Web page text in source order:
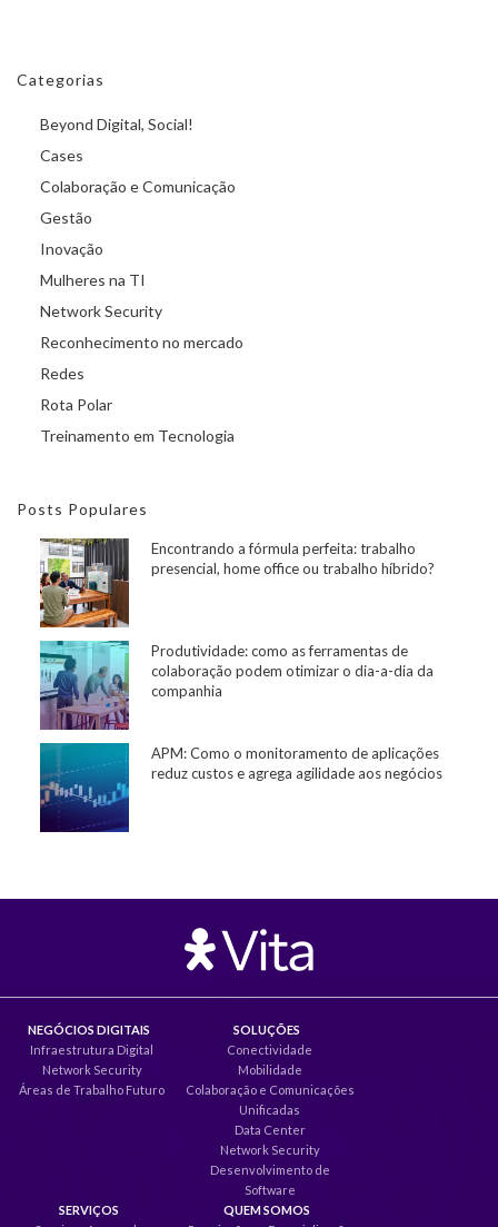
Categorias
Beyond Digital, Social!
Cases
Colaboração e Comunicação
Gestão
Inovação
Mulheres na TI
Network Security
Reconhecimento no mercado
Redes
Rota Polar
Treinamento em Tecnologia
Posts Populares
Encontrando a fórmula perfeita: trabalho
presencial, home office ou trabalho híbrido?
Produtividade: como as ferramentas de
colaboração podem otimizar o dia-a-dia da
companhia
APM: Como o monitoramento de aplicações
reduz custos e agrega agilidade aos negócios
NEGÓCIOS DIGITAIS
Infraestrutura Digital
Network Security
Áreas de Trabalho Futuro
SOLUÇÕES
Conectividade
Mobilidade
Colaboração e Comunicações
Unificadas
Data Center
Network Security
Desenvolvimento de
Software
SERVIÇOS
QUEM SOMOS